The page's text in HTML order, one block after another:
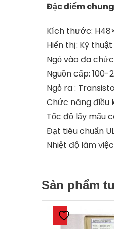
Đặc điểm
Kích thước:
Hiển thị: Kỹ thuật
Ngỏ vào đa
Nguồn cấp: 100-
Ngỏ ra :
Chức năng điều
Tốc độ lấy mẩu
Đạt tiêu chuẩn
Nhiệt độ làm
Sản phẩm